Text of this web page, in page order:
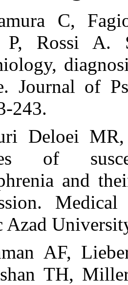
1. Altamura
Rocca P,
epidemiology,
of care.
20: 223-243.
2. Nouri
varieties of
schizophrenia
progression.
Islamic Azad
3. Lehman
McGlashan